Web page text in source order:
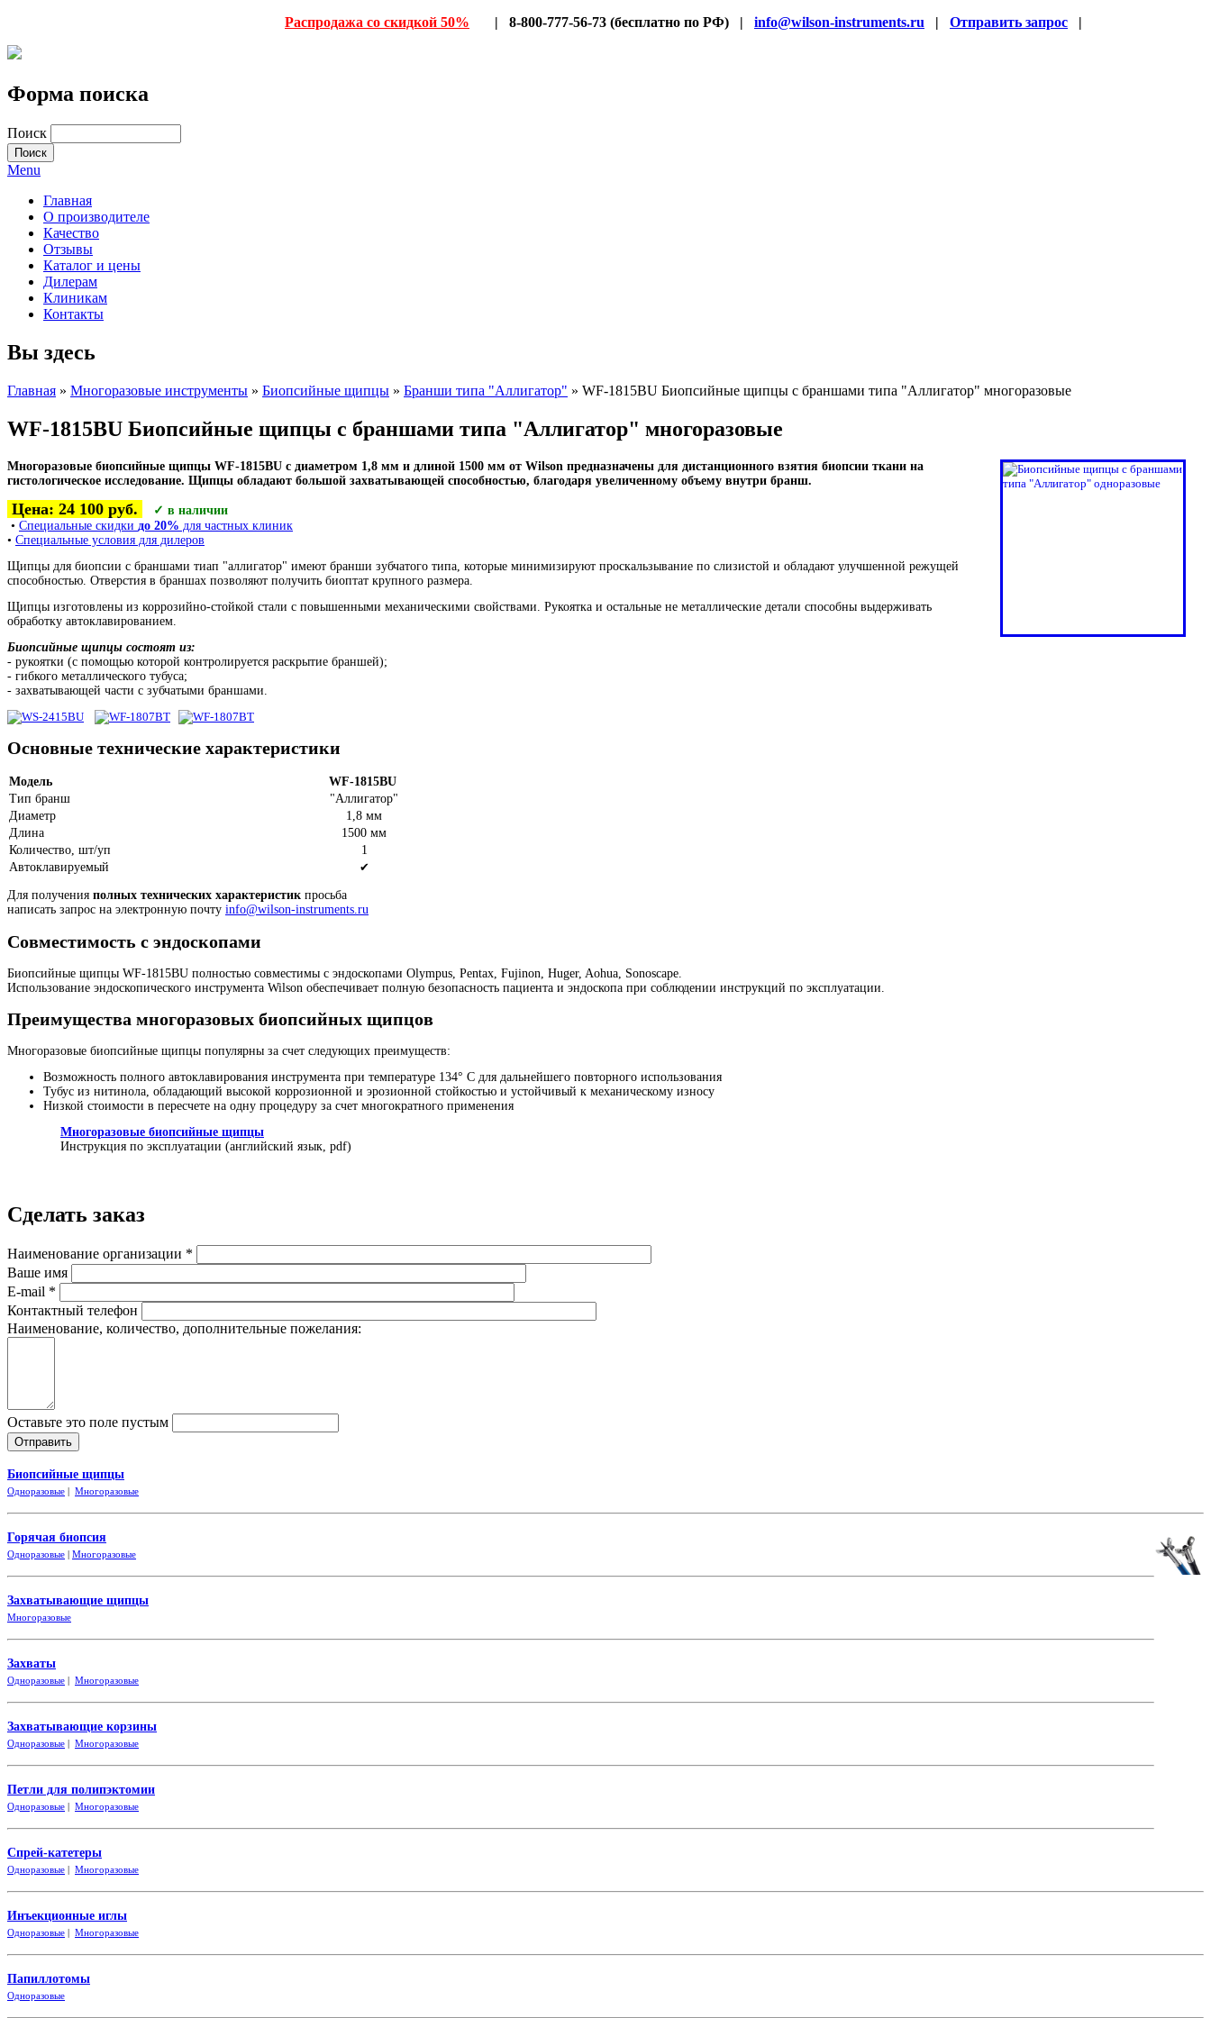
Распродажа со скидкой 50% | 8-800-777-56-73 (бесплатно по РФ) | info@wilson-instruments.ru | Отправить запрос |
Форма поиска
Поиск
Menu
Главная
О производителе
Качество
Отзывы
Каталог и цены
Дилерам
Клиникам
Контакты
Вы здесь
Главная » Многоразовые инструменты » Биопсийные щипцы » Бранши типа "Аллигатор" » WF-1815BU Биопсийные щипцы с браншами типа "Аллигатор" многоразовые
WF-1815BU Биопсийные щипцы с браншами типа "Аллигатор" многоразовые
Многоразовые биопсийные щипцы WF-1815BU с диаметром 1,8 мм и длиной 1500 мм от Wilson предназначены для дистанционного взятия биопсии ткани на
гистологическое исследование. Щипцы обладают большой захватывающей способностью, благодаря увеличенному объему внутри бранш.
Цена: 24 100 руб.
✓ в наличии
• Специальные скидки до 20% для частных клиник
• Специальные условия для дилеров
Щипцы для биопсии с браншами тиап "аллигатор" имеют бранши зубчатого типа, которые минимизируют проскальзывание по слизистой и обладают улучшенной режущей
способностью. Отверстия в браншах позволяют получить биоптат крупного размера.
Щипцы изготовлены из коррозийно-стойкой стали с повышенными механическими свойствами. Рукоятка и остальные не металлические детали способны выдерживать
обработку автоклавированием.
Биопсийные щипцы состоят из:
- рукоятки (с помощью которой контролируется раскрытие браншей);
- гибкого металлического тубуса;
- захватывающей части с зубчатыми браншами.
Основные технические характеристики
Модель
WF-1815BU
Тип бранш
"Аллигатор"
Диаметр
1,8 мм
Длина
1500 мм
Количество, шт/уп
1
Автоклавируемый
✔
Для получения полных технических характеристик просьба
написать запрос на электронную почту info@wilson-instruments.ru
Совместимость с эндоскопами
Биопсийные щипцы WF-1815BU полностью совместимы с эндоскопами Olympus, Pentax, Fujinon, Huger, Aohua, Sonoscape.
Использование эндоскопического инструмента Wilson обеспечивает полную безопасность пациента и эндоскопа при соблюдении инструкций по эксплуатации.
Преимущества многоразовых биопсийных щипцов
Многоразовые биопсийные щипцы популярны за счет следующих преимуществ:
Возможность полного автоклавирования инструмента при температуре 134° С для дальнейшего повторного использования
Тубус из нитинола, обладающий высокой коррозионной и эрозионной стойкостью и устойчивый к механическому износу
Низкой стоимости в пересчете на одну процедуру за счет многократного применения
Многоразовые биопсийные щипцы
Инструкция по эксплуатации (английский язык, pdf)
Сделать заказ
Наименование организации *
Ваше имя
E-mail *
Контактный телефон
Наименование, количество, дополнительные пожелания:
Оставьте это поле пустым
Биопсийные щипцы
Одноразовые | Многоразовые
Горячая биопсия
Одноразовые | Многоразовые
Захватывающие щипцы
Многоразовые
Захваты
Одноразовые | Многоразовые
Захватывающие корзины
Одноразовые | Многоразовые
Петли для полипэктомии
Одноразовые | Многоразовые
Спрей-катетеры
Одноразовые | Многоразовые
Инъекционные иглы
Одноразовые | Многоразовые
Папиллотомы
Одноразовые